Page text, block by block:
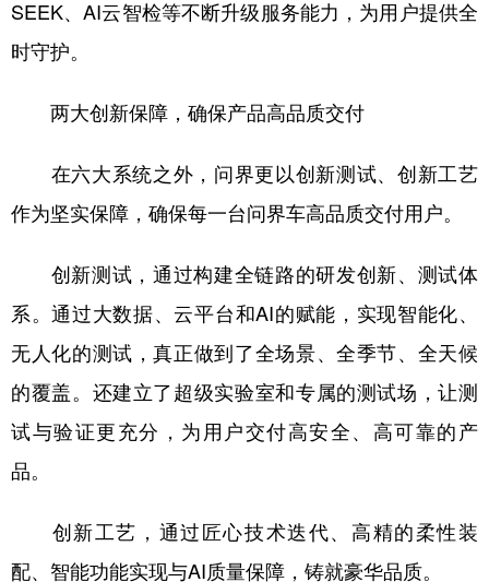
SEEK、AI云智检等不断升级服务能力，为用户提供全
时守护。
两大创新保障，确保产品高品质交付
在六大系统之外，问界更以创新测试、创新工艺
作为坚实保障，确保每一台问界车高品质交付用户。
创新测试，通过构建全链路的研发创新、测试体
系。通过大数据、云平台和AI的赋能，实现智能化、
无人化的测试，真正做到了全场景、全季节、全天候
的覆盖。还建立了超级实验室和专属的测试场，让测
试与验证更充分，为用户交付高安全、高可靠的产
品。
创新工艺，通过匠心技术迭代、高精的柔性装
配、智能功能实现与AI质量保障，铸就豪华品质。